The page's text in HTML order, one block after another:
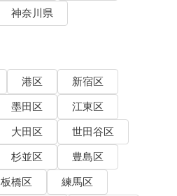
神奈川県
港区
新宿区
墨田区
江東区
大田区
世田谷区
杉並区
豊島区
板橋区
練馬区